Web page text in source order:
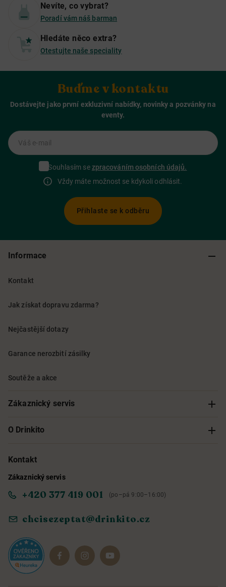
Nevíte, co vybrat?
Poradí vám náš barman
Hledáte něco extra?
Otestujte naše speciality
Buďme v kontaktu
Dostávejte jako první exkluzivní nabídky, novinky a pozvánky na
eventy.
Váš e-mail
Souhlasím sezpracováním osobních údajů.
Vždy máte možnost se kdykoli odhlásit.
Přihlaste se k odběru
Informace
Kontakt
Jak získat dopravu zdarma?
Nejčastější dotazy
Garance nerozbití zásilky
Soutěže a akce
Zákaznický servis
Sledování objednávky
Obchodní podmínky
Ochrana osobních údajů
Reklamace a vrácení
O Drinkito
O nás
Informace o přístupnosti služby
Dárkové sady
Kontakt
Zákaznický servis
+420 377 419 001 (po–pá 9:00–16:00)
chcisezeptat@drinkito.cz